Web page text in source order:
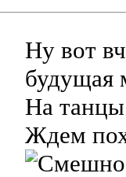
Ну вот
будущая
На
Ждем